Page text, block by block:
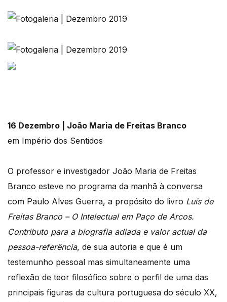
16 Dezembro | João Maria de Freitas Branco
em Império dos Sentidos
O professor e investigador João Maria de Freitas
Branco esteve no programa da manhã à conversa
com Paulo Alves Guerra, a propósito do livro Luís de
Freitas Branco – O Intelectual em Paço de Arcos.
Contributo para a biografia adiada e valor actual da
pessoa-referência, de sua autoria e que é um
testemunho pessoal mas simultaneamente uma
reflexão de teor filosófico sobre o perfil de uma das
principais figuras da cultura portuguesa do século XX,